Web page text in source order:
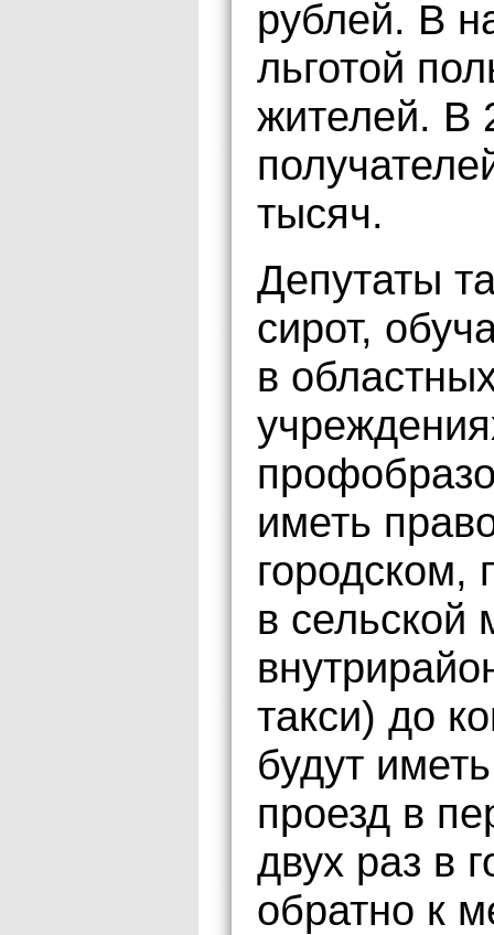
рублей. В
льготой
жителей. В
тысяч.
Депутаты
сирот,
в
иметь
городском,
в сельской
такси) до
будут
проезд в
двух раз в
обратно к